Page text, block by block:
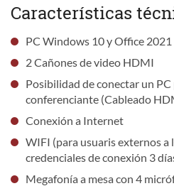
Características
PC Windows 10 y Office 2021
2 Cañones de video HDMI
Posibilidad de conectar un
conferenciante (Cableado
Conexión a Internet
WIFI (para usuaris externos a
credenciales de conexión 3
Megafonía a mesa con 4